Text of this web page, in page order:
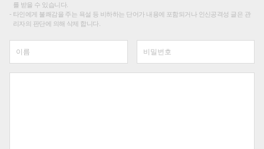
를 받을 수 있습니다.
타인에게 불쾌감을 주는 욕설 등 비하하는 단어가 내용에 포함되거나 인신공격성 글은 관
리자의 판단에 의해 삭제 합니다.